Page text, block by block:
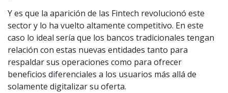
Y es que la aparición de las Fintech revolucionó este
sector y lo ha vuelto altamente competitivo. En este
caso lo ideal sería que los bancos tradicionales tengan
relación con estas nuevas entidades tanto para
respaldar sus operaciones como para ofrecer
beneficios diferenciales a los usuarios más allá de
solamente digitalizar su oferta.